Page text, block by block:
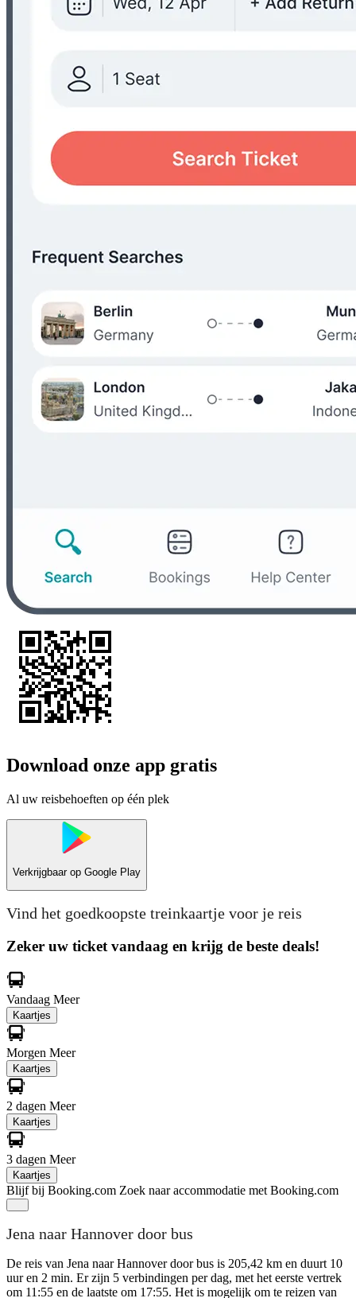
Download onze app gratis
Al uw reisbehoeften op één plek
Verkrijgbaar op Google Play
Vind het goedkoopste treinkaartje voor je reis
Zeker uw ticket vandaag en krijg de beste deals!
Vandaag Meer
Kaartjes
Morgen Meer
Kaartjes
2 dagen Meer
Kaartjes
3 dagen Meer
Kaartjes
Blijf bij Booking.com Zoek naar accommodatie met Booking.com
Jena naar Hannover door bus
De reis van Jena naar Hannover door bus is 205,42 km en duurt 10
uur en 2 min. Er zijn 5 verbindingen per dag, met het eerste vertrek
om 11:55 en de laatste om 17:55. Het is mogelijk om te reizen van